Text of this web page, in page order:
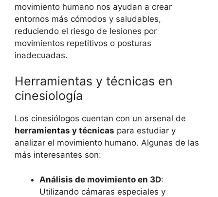
movimiento humano nos ayudan a crear
entornos más cómodos y saludables,
reduciendo el riesgo de lesiones por
movimientos repetitivos o posturas
inadecuadas.
Herramientas y técnicas en
cinesiología
Los cinesiólogos cuentan con un arsenal de
herramientas y técnicas para estudiar y
analizar el movimiento humano. Algunas de las
más interesantes son:
Análisis de movimiento en 3D:
Utilizando cámaras especiales y